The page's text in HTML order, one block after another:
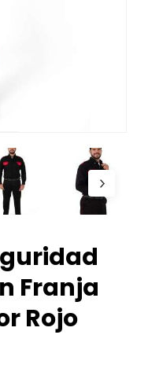
Franja
Rojo